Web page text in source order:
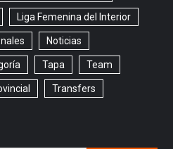
Liga Femenina del Interior
Noticias
Tapa Team
Transfers